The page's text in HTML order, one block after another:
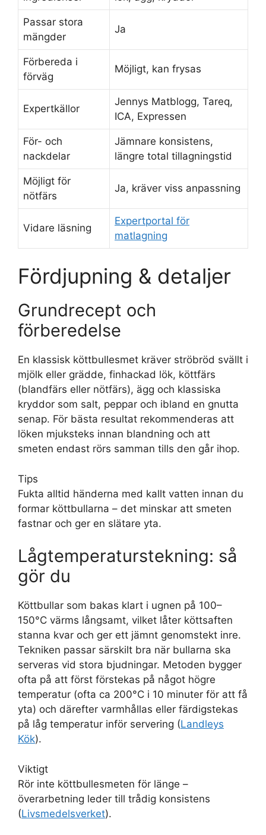
Passar stora
mängder
Ja
Förbereda i
förväg
Möjligt, kan frysas
Expertkällor
Jennys Matblogg, Tareq,
ICA, Expressen
För- och
nackdelar
Jämnare konsistens,
längre total tillagningstid
Möjligt för
nötfärs
Ja, kräver viss anpassning
Vidare läsning
Expertportal för
matlagning
Fördjupning & detaljer
Grundrecept och
förberedelse
En klassisk köttbullesmet kräver ströbröd svällt i
mjölk eller grädde, finhackad lök, köttfärs
(blandfärs eller nötfärs), ägg och klassiska
kryddor som salt, peppar och ibland en gnutta
senap. För bästa resultat rekommenderas att
löken mjuksteks innan blandning och att
smeten endast rörs samman tills den går ihop.
Tips
Fukta alltid händerna med kallt vatten innan du
formar köttbullarna – det minskar att smeten
fastnar och ger en slätare yta.
Lågtemperaturstekning: så
gör du
Köttbullar som bakas klart i ugnen på 100–
150°C värms långsamt, vilket låter köttsaften
stanna kvar och ger ett jämnt genomstekt inre.
Tekniken passar särskilt bra när bullarna ska
serveras vid stora bjudningar. Metoden bygger
ofta på att först förstekas på något högre
temperatur (ofta ca 200°C i 10 minuter för att få
yta) och därefter varmhållas eller färdigstekas
på låg temperatur inför servering (Landleys
Kök).
Viktigt
Rör inte köttbullesmeten för länge –
överarbetning leder till trådig konsistens
(Livsmedelsverket).